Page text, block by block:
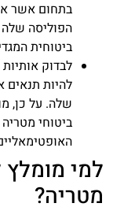
בתחום אשר
הפוליסה
ביטוחית
לבדוק
להיות תנאים
שלה. על כן,
ביטוחי
למי
מטריה?